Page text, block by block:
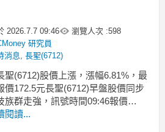
2026.7.7 09:46 瀏覽人次 :598
研究員
消息, 長聖(6712)
聖(6712)股價上漲，漲幅6.81%，最
價172.5元長聖(6712)早盤股價同步
族群走強，訊號時間09:46報價
元、漲幅6.81%，明顯優於大盤。
閱讀...